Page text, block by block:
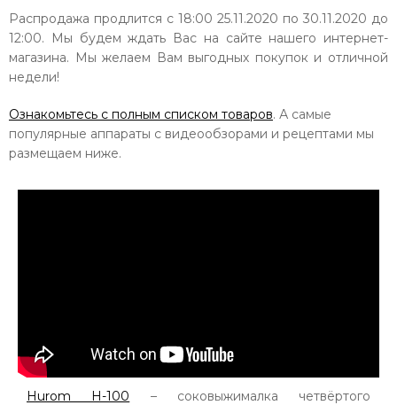
Распродажа продлится с 18:00 25.11.2020 по 30.11.2020 до
12:00. Мы будем ждать Вас на сайте нашего интернет-
магазина. Мы желаем Вам выгодных покупок и отличной
недели!
Ознакомьтесь с полным списком товаров. А самые
популярные аппараты с видеообзорами и рецептами мы
размещаем ниже.
Hurom H-100 – соковыжималка четвёртого